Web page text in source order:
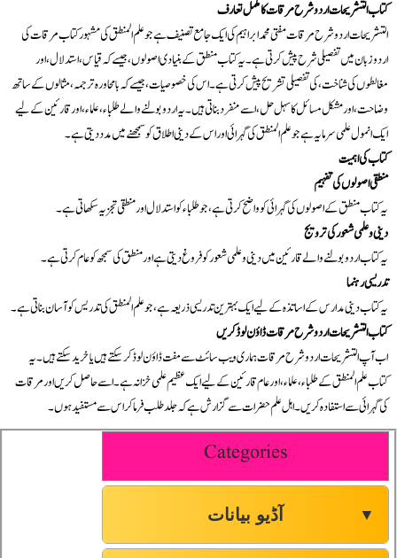
کتاب التشریحات اردو شرح مرقات کا مکمل تعارف
التشریحات اردو شرح مرقات مفتی محمد ابراہیم کی ایک جامع تصنیف ہے جو علم المنطق کی مشہور کتاب مرقات کی
اردو زبان میں تفصیلی شرح پیش کرتی ہے۔ یہ کتاب منطق کے بنیادی اصولوں، جیسے کہ قیاس، استدلال، اور
مغالطوں کی شناخت، کی تفصیلی تشریح پیش کرتی ہے۔ اس کی خصوصیات، جیسے کہ بامحاورہ ترجمہ، مثالوں کے ساتھ
وضاحت، اور مشکل مسائل کا سہل حل، اسے منفرد بناتی ہیں۔ یہ اردو بولنے والے طلباء، علماء، اور قارئین کے لیے
ایک انمول علمی سرمایہ ہے جو علم المنطق کی گہرائی اور اس کے دینی اطلاق کو سمجھنے میں مدد دیتی ہے۔
کتاب کی اہمیت
منطقی اصولوں کی تفہیم
یہ کتاب منطق کے اصولوں کی گہرائی کو واضح کرتی ہے، جو طلباء کو استدلال اور منطقی تجزیہ سکھاتی ہے۔
دینی و علمی شعور کی ترویج
یہ کتاب اردو بولنے والے قارئین میں دینی و علمی شعور کو فروغ دیتی ہے اور منطق کی سمجھ کو عام کرتی ہے۔
تدریسی رہنما
یہ کتاب دینی مدارس کے اساتذہ کے لیے ایک بہترین تدریسی ذریعہ ہے، جو علم المنطق کی تدریس کو آسان بناتی ہے۔
کتاب التشریحات اردو شرح مرقات ڈاؤن لوڈ کریں
اب آپ التشریحات اردو شرح مرقات ہماری ویب سائٹ سے مفت ڈاؤن لوڈ کر سکتے ہیں یا خرید سکتے ہیں۔ یہ
کتاب علم المنطق کے طلباء، علماء، اور عام قارئین کے لیے ایک عظیم علمی خزانہ ہے۔ اسے حاصل کریں اور مرقات
کی گہرائی سے استفادہ کریں۔ اہل علم حضرات سے گزارش ہے کہ جلد طلب فرما کر اس سے مستفید ہوں۔
Categories
آڈیو بیانات ▼